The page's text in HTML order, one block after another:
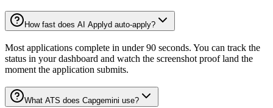
How fast does AI Applyd auto-apply?
Most applications complete in under 90 seconds. You can track the
status in your dashboard and watch the screenshot proof land the
moment the application submits.
What ATS does Capgemini use?